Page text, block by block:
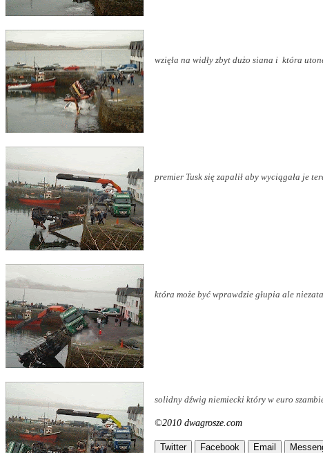
wzięła na widły zbyt dużo siana i która
premier Tusk się zapalił aby wyciągała je
która może być wprawdzie głupia ale
solidny dźwig niemiecki który w euro
©2010 dwagrosze.com
Twitter Facebook Email